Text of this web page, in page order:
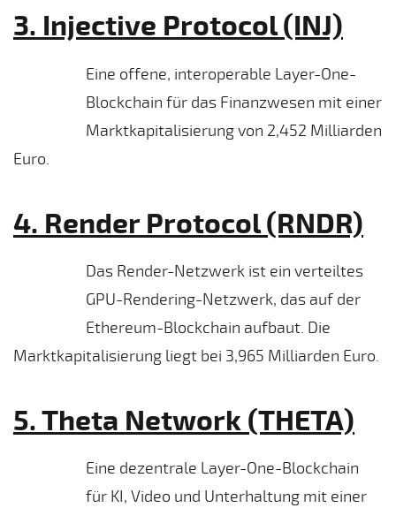
3. Injective Protocol (INJ)
Eine offene, interoperable Layer-One-
Blockchain für das Finanzwesen mit einer
Marktkapitalisierung von 2,452 Milliarden
Euro.
4. Render Protocol (RNDR)
Das Render-Netzwerk ist ein verteiltes
GPU-Rendering-Netzwerk, das auf der
Ethereum-Blockchain aufbaut. Die
Marktkapitalisierung liegt bei 3,965 Milliarden Euro.
5. Theta Network (THETA)
Eine dezentrale Layer-One-Blockchain
für KI, Video und Unterhaltung mit einer